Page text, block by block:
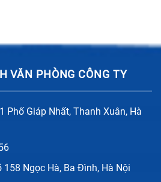
VĂN PHÒNG CÔNG TY
Phố Giáp Nhất, Thanh Xuân, Hà
158 Ngọc Hà, Ba Đình, Hà Nội